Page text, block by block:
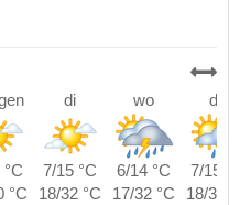
di wo do
7/15 °C 6/14 °C
7/15
°C 18/32 °C 17/32 °C 18/31